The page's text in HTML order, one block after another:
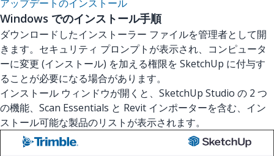
アップデートのインストール
Windows でのインストール手順
ダウンロードしたインストーラー ファイルを管理者として開
きます。セキュリティ プロンプトが表示され、コンピュータ
ーに変更 (インストール) を加える権限を SketchUp に付与す
ることが必要になる場合があります。
インストール ウィンドウが開くと、SketchUp Studio の 2 つ
の機能、Scan Essentials と Revit インポーターを含む、イン
ストール可能な製品のリストが表示されます。